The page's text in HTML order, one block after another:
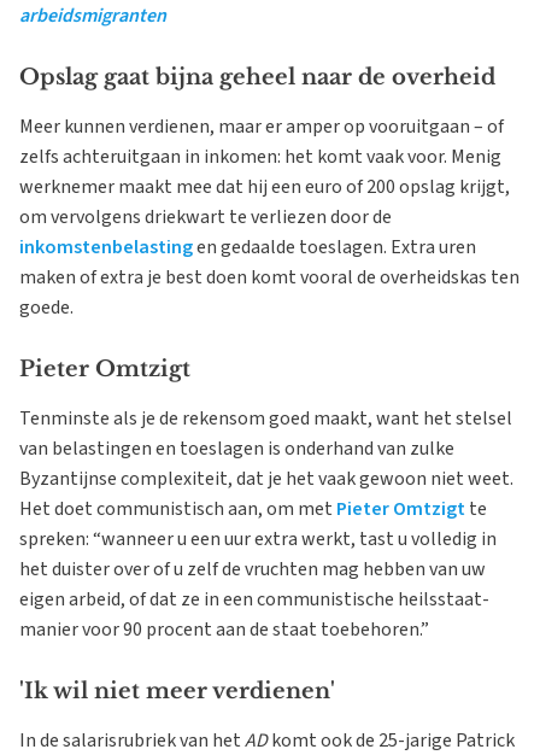
arbeidsmigranten
Opslag gaat bijna geheel naar de overheid
Meer kunnen verdienen, maar er amper op vooruitgaan – of
zelfs achteruitgaan in inkomen: het komt vaak voor. Menig
werknemer maakt mee dat hij een euro of 200 opslag krijgt,
om vervolgens driekwart te verliezen door de
inkomstenbelastingen gedaalde toeslagen. Extra uren
maken of extra je best doen komt vooral de overheidskas ten
goede.
Pieter Omtzigt
Tenminste als je de rekensom goed maakt, want het stelsel
van belastingen en toeslagen is onderhand van zulke
Byzantijnse complexiteit, dat je het vaak gewoon niet weet.
Het doet communistisch aan, om met Pieter Omtzigtte
spreken: “wanneer u een uur extra werkt, tast u volledig in
het duister over of u zelf de vruchten mag hebben van uw
eigen arbeid, of dat ze in een communistische heilsstaat-
manier voor 90 procent aan de staat toebehoren.”
'Ik wil niet meer verdienen'
In de salarisrubriek van hetADkomt ook de 25-jarige Patrick